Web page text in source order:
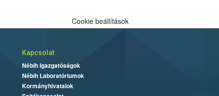
Cookie beállítások
Kapcsolat
Nébih Igazgatóságok
Nébih Laboratóriumok
Kormányhivatalok